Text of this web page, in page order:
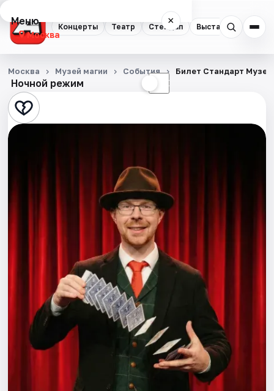
Концерты Театр Стендап Выставки
Меню ×
Москва
Концерты
Театр
Стендап
Города
Ночной режим ☾
Москва Музей магии События Билет Стандарт Музей